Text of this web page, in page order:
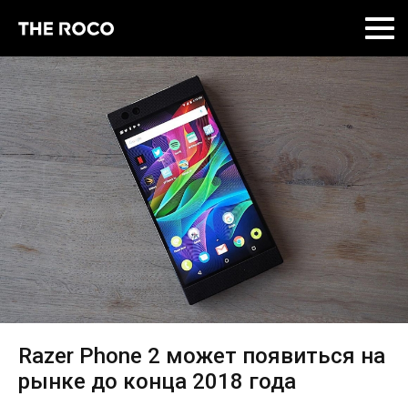
Razer Phone 2 может появиться на
рынке до конца 2018 года